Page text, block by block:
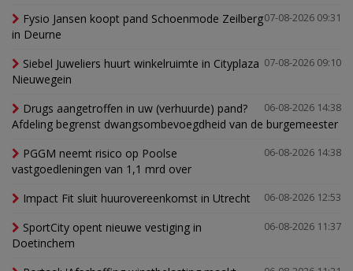
07-08-2026 09:31
Fysio Jansen koopt pand Schoenmode Zeilberg
in Deurne
07-08-2026 09:10
Siebel Juweliers huurt winkelruimte in Cityplaza
Nieuwegein
06-08-2026 14:38
Drugs aangetroffen in uw (verhuurde) pand?
Afdeling begrenst dwangsombevoegdheid van de burgemeester
06-08-2026 14:38
PGGM neemt risico op Poolse
vastgoedleningen van 1,1 mrd over
06-08-2026 12:53
Impact Fit sluit huurovereenkomst in Utrecht
06-08-2026 11:37
SportCity opent nieuwe vestiging in
Doetinchem